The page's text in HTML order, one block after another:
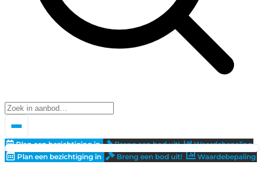
Plan een bezichtiging in Breng een bod uit!
Waardebepaling
Plan een bezichtiging in
Breng een bod uit! Waardebepaling